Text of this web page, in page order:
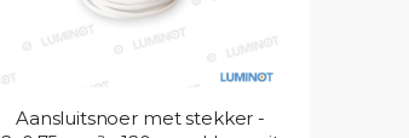
Aansluitsnoer met stekker -